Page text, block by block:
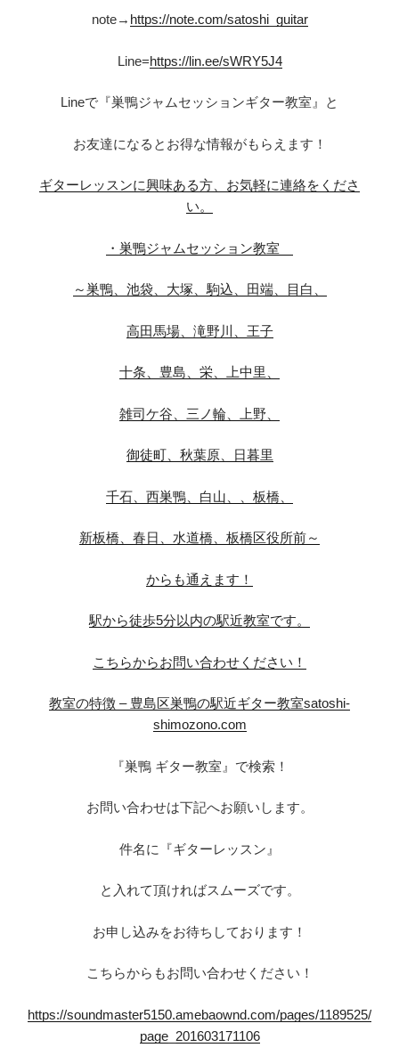
note→ https://note.com/satoshi_guitar
Line=https://lin.ee/sWRY5J4
Lineで『巣鴨ジャムセッションギター教室』と
お友達になるとお得な情報がもらえます！
ギターレッスンに興味ある方、お気軽に連絡をくださ
い。
・巣鴨ジャムセッション教室
～巣鴨、池袋、大塚、駒込、田端、目白、
高田馬場、滝野川、王子
十条、豊島、栄、上中里、
雑司ケ谷、三ノ輪、上野、
御徒町、秋葉原、日暮里
千石、西巣鴨、白山、、板橋、
新板橋、春日、水道橋、板橋区役所前～
からも通えます！
駅から徒歩5分以内の駅近教室です。
こちらからお問い合わせください！
教室の特徴 – 豊島区巣鴨の駅近ギター教室satoshi-
shimozono.com
『巣鴨 ギター教室』で検索！
お問い合わせは下記へお願いします。
件名に『ギターレッスン』
と入れて頂ければスムーズです。
お申し込みをお待ちしております！
こちらからもお問い合わせください！
https://soundmaster5150.amebaownd.com/pages/1189525/
page_201603171106